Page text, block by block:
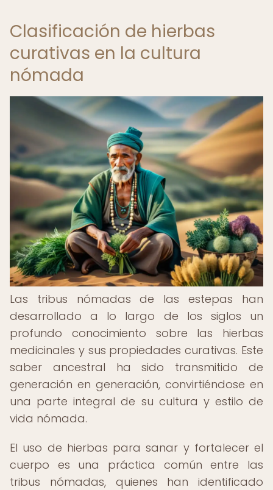
Clasificación de hierbas
curativas en la cultura
nómada
Las tribus nómadas de las estepas han
desarrollado a lo largo de los siglos un
profundo conocimiento sobre las hierbas
medicinales y sus propiedades curativas. Este
saber ancestral ha sido transmitido de
generación en generación, convirtiéndose en
una parte integral de su cultura y estilo de
vida nómada.
El uso de hierbas para sanar y fortalecer el
cuerpo es una práctica común entre las
tribus nómadas, quienes han identificado